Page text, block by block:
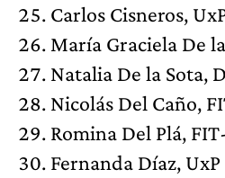
Carlos Cisneros,
María Graciela De
Natalia De la Sota,
Nicolás Del Caño,
Romina Del Plá,
Fernanda Díaz, UxP